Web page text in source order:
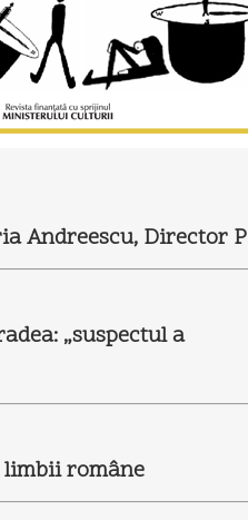
Andreescu, Director
„suspectul a
române